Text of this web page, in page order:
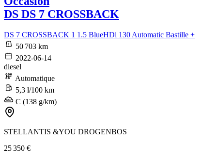
DS DS 7 CROSSBACK
DS 7 CROSSBACK 1 1.5 BlueHDi 130 Automatic Bastille +
50 703 km
2022-06-14
diesel
Automatique
5,3 l/100 km
C (138 g/km)
STELLANTIS &YOU DROGENBOS
25 350 €